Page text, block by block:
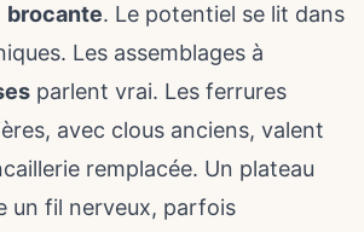
brocante. Le potentiel se lit dans
Les assemblages à
parlent vrai. Les ferrures
avec clous anciens, valent
remplacée. Un plateau
un fil nerveux, parfois